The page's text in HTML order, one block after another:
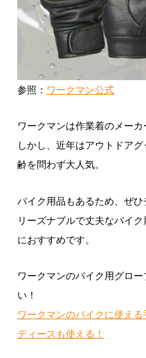
参照： ワークマン公式
ワークマンは作業着のメーカ
しかし、近年はアウトドア
齢を問わず大人気。
バイク用品もあるため、ぜひ
リーズナブルで丈夫なバイ
におすすめです。
ワークマンのバイク用グロ
い！
ワークマンのバイクに使え
ディースも使える！